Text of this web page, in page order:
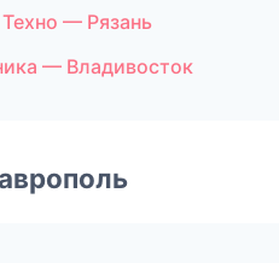
— Рязань
— Владивосток